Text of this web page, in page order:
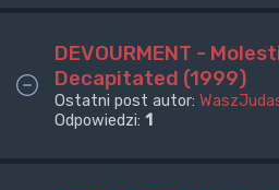
DEVOURMENT -
Decapitated (1999)
Ostatni post autor:
Odpowiedzi: 1